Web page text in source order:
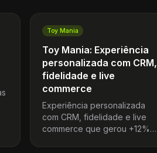
Toy Mania
Toy Mania: Experiência
personalizada com CRM,
fidelidade e live
commerce
Experiência personalizada
com CRM, fidelidade e live
commerce que gerou +12%